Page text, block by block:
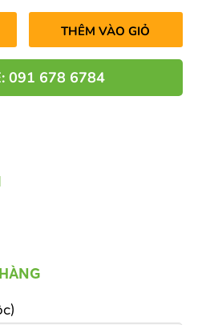
THÊM VÀO GIỎ
091 678 6784